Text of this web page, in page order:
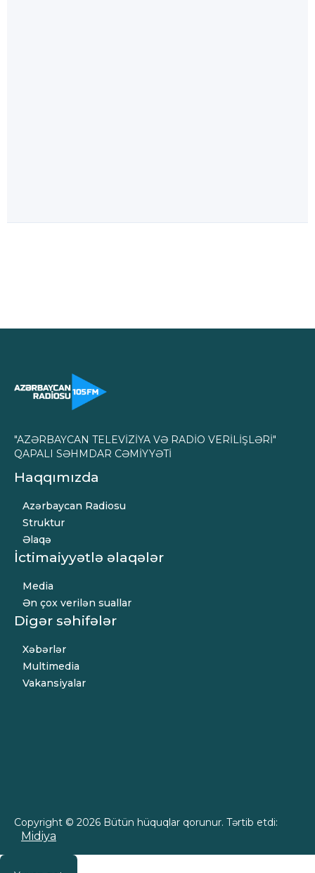
"AZƏRBAYCAN TELEVİZİYA VƏ RADİO VERİLİŞLƏRİ"
QAPALI SƏHMDAR CƏMİYYƏTİ
Haqqımızda
Azərbaycan Radiosu
Struktur
Əlaqə
İctimaiyyətlə əlaqələr
Media
Ən çox verilən suallar
Digər səhifələr
Xəbərlər
Multimedia
Vakansiyalar
Copyright © 2026 Bütün hüquqlar qorunur. Tərtib etdi:
Midiya